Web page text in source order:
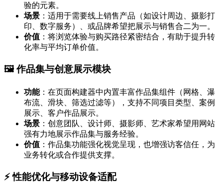
验的元素。
场景 ：适用于需要线上销售产品（如设计周边、摄影打
印、数字服务）、或品牌希望把展示与销售合二为一。
价值 ：将浏览体验与购买路径紧密结合，有助于提升转
化率与平均订单价值。
🖼️ 作品集与创意展示模块
功能：在页面构建器中内置丰富作品集组件（网格、瀑
布流、滑块、筛选过滤等），支持不同项目类型、案例
展示、客户作品展示。
场景 ：创意团队、设计师、摄影师、艺术家希望用网站
强有力地展示作品集与服务经验。
价值 ：作品集功能强化视觉呈现，也增强访客信任，为
业务转化或合作提供支撑。
⚡ 性能优化与移动设备适配